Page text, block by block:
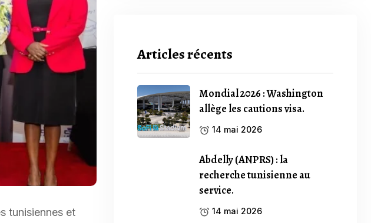
tunisiennes et
Articles récents
Mondial 2026 : Washington
allège les cautions visa.
14 mai 2026
Abdelly (ANPRS) : la
recherche tunisienne au
service.
14 mai 2026